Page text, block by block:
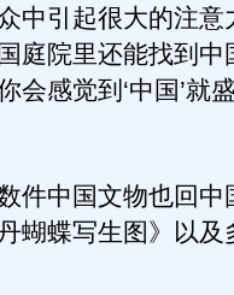
中引起很大的注意
庭院里还能找到中
会感觉到‘中国’就
中国文物也回中
蝴蝶写生图》以及